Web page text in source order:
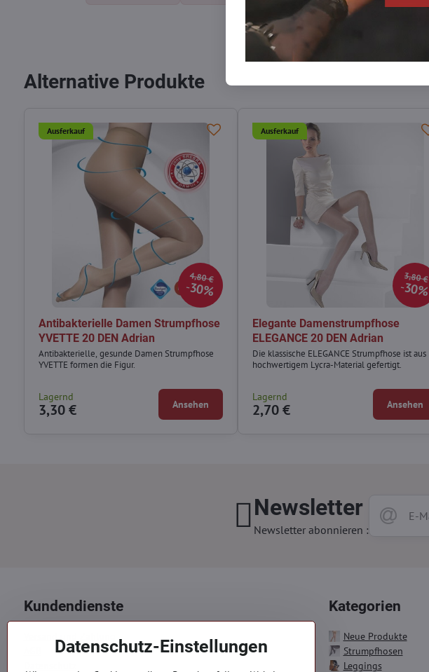
Alternative Produkte
4,80 €
30%
Ausferkauf
Antibakterielle Damen Strumpfhose
YVETTE 20 DEN Adrian
Antibakterielle, gesunde Damen Strumpfhose
YVETTE formen die Figur.
Lagernd
3,30 € Ansehen
3,80 €
30%
Ausferkauf
Elegante Damenstrumpfhose
ELEGANCE 20 DEN Adrian
Die klassische ELEGANCE Strumpfhose ist aus
hochwertigem Lycra-Material gefertigt.
Lagernd
2,70 € Ansehen
Newsletter
Newsletter abonnieren :
Kundendienste Kategorien
Neue Produkte
Strumpfhosen
Leggings
Datenschutz-Einstellungen